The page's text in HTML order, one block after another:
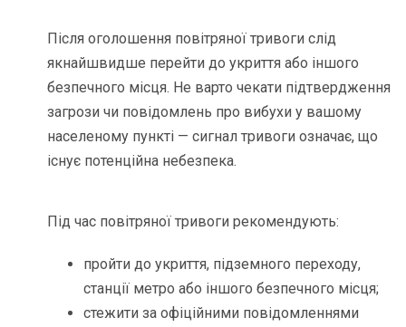
Після оголошення повітряної тривоги слід
якнайшвидше перейти до укриття або іншого
безпечного місця. Не варто чекати підтвердження
загрози чи повідомлень про вибухи у вашому
населеному пункті — сигнал тривоги означає, що
існує потенційна небезпека.
Під час повітряної тривоги рекомендують:
пройти до укриття, підземного переходу,
станції метро або іншого безпечного місця;
стежити за офіційними повідомленнями